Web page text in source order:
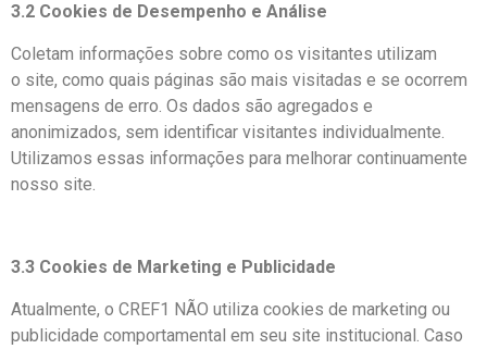
3.2 Cookies de Desempenho e Análise
Coletam informações sobre como os visitantes utilizam
o site, como quais páginas são mais visitadas e se ocorrem
mensagens de erro. Os dados são agregados e
anonimizados, sem identificar visitantes individualmente.
Utilizamos essas informações para melhorar continuamente
nosso site.
3.3 Cookies de Marketing e Publicidade
Atualmente, o CREF1 NÃO utiliza cookies de marketing ou
publicidade comportamental em seu site institucional. Caso